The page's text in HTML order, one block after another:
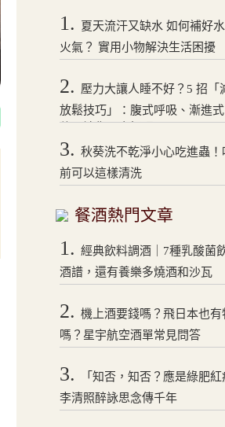
1.
夏天流汗又缺水 如何補好
火氣？ 實用小物解決生活困擾
2.
壓力大讓人睡不好？5 招「
放鬆技巧」：腹式呼吸、漸進
3. 秋葵洗不乾淨小心吃進蟲！
前可以這樣清洗
餐酒熱門文章
1. 經典飲料調酒｜7種乳酸菌
酒譜，還有養樂多燒酒和沙瓦
2. 機上酒要錢嗎？飛日本也有
嗎？星宇航空酒單常見問答
3.
「知否，知否？應是綠肥紅
李清照醉詠思念傳千年